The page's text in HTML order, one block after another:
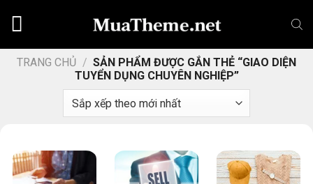
dungTRANG CHỦ / SẢN PHẨM ĐƯỢC GẮN THẺ “GIAO DIỆN
TUYỂN DỤNG CHUYÊN NGHIỆP”